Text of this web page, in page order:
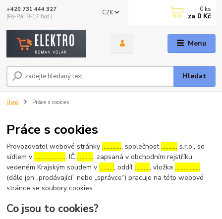
Menu
CZK
Hledat
+420 731 444 327
(Po-Pá, 8-17 hod.)
0 ks
za 0 Kč
Úvod Práce s cookies
Práce s cookies
Provozovatel webové stránky…………., společnost……….. s.r.o., se
sídlem v…………………, IČ……….., zapsaná v obchodním rejstříku
vedeném Krajským soudem v………., oddíl………., vložka……………..
(dále jen „prodávající“ nebo „správce“) pracuje na této webové
stránce se soubory cookies.
Co jsou to cookies?